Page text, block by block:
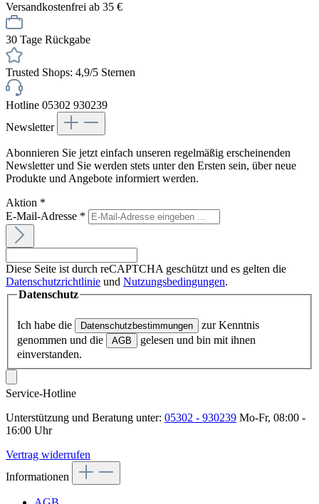
Versandkostenfrei ab 35 €
30 Tage Rückgabe
Trusted Shops: 4,9/5 Sternen
Hotline 05302 930239
Newsletter
Abonnieren Sie jetzt einfach unseren regelmäßig erscheinenden
Newsletter und Sie werden stets unter den Ersten sein, über neue
Produkte und Angebote informiert werden.
Aktion *
E-Mail-Adresse *
Diese Seite ist durch reCAPTCHA geschützt und es gelten die
Datenschutzrichtlinie und Nutzungsbedingungen.
Datenschutz
Ich habe die Datenschutzbestimmungen
zur Kenntnis
genommen und die
AGB
gelesen und bin mit ihnen
einverstanden.
Service-Hotline
Unterstützung und Beratung unter: 05302 - 930239 Mo-Fr, 08:00 -
16:00 Uhr
Vertrag widerrufen
Informationen